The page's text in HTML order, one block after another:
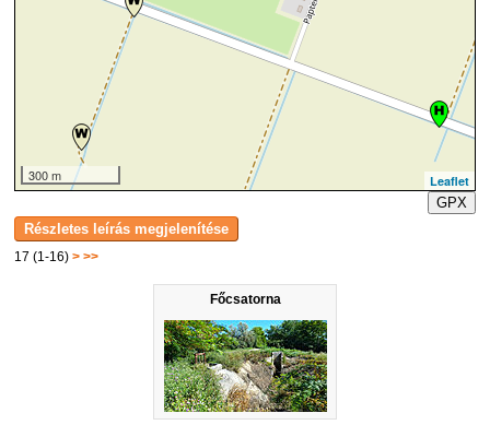
17 (1-16)> >>
Főcsatorna
300 m
Leaflet
GPX